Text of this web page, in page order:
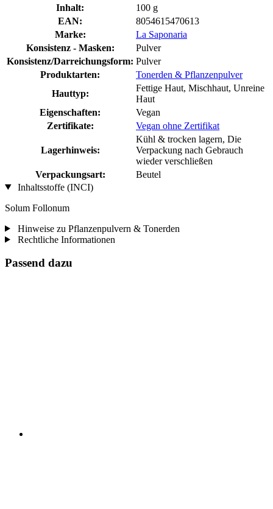
Inhalt:
100 g
EAN:
8054615470613
Marke:
La Saponaria
Konsistenz - Masken:
Pulver
Konsistenz/Darreichungsform: Pulver
Produktarten:
Tonerden & Pflanzenpulver
Hauttyp:
Fettige Haut, Mischhaut, Unreine
Haut
Eigenschaften:
Vegan
Zertifikate:
Vegan ohne Zertifikat
Lagerhinweis:
Kühl & trocken lagern, Die
Verpackung nach Gebrauch
wieder verschließen
Verpackungsart:
Beutel
Inhaltsstoffe (INCI)
Solum Follonum
Hinweise zu Pflanzenpulvern & Tonerden
Rechtliche Informationen
Passend dazu